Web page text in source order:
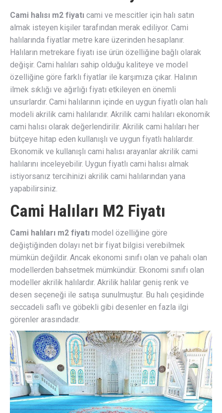
Cami halısı m2 fiyatı cami ve mescitler için halı satın
almak isteyen kişiler tarafından merak ediliyor. Cami
halılarında fiyatlar metre kare üzerinden hesaplanır.
Halıların metrekare fiyatı ise ürün özelliğine bağlı olarak
değişir. Cami halıları sahip olduğu kaliteye ve model
özelliğine göre farklı fiyatlar ile karşımıza çıkar. Halının
ilmek sıklığı ve ağırlığı fiyatı etkileyen en önemli
unsurlardır. Cami halılarının içinde en uygun fiyatlı olan halı
modeli akrilik cami halılarıdır. Akrilik cami halıları ekonomik
cami halısı olarak değerlendirilir. Akrilik cami halıları her
bütçeye hitap eden kullanışlı ve uygun fiyatlı halılardır.
Ekonomik ve kullanışlı cami halısı arayanlar akrilik cami
halılarını inceleyebilir. Uygun fiyatlı cami halısı almak
istiyorsanız tercihinizi akrilik cami halılarından yana
yapabilirsiniz.
Cami Halıları M2 Fiyatı
Cami halıları m2 fiyatı model özelliğine göre
değiştiğinden dolayı net bir fiyat bilgisi verebilmek
mümkün değildir. Ancak ekonomi sınıfı olan ve pahalı olan
modellerden bahsetmek mümkündür. Ekonomi sınıfı olan
modeller akrilik halılardır. Akrilik halılar geniş renk ve
desen seçeneği ile satışa sunulmuştur. Bu halı çeşidinde
seccadeli saflı ve göbekli gibi desenler en fazla ilgi
görenler arasındadır.